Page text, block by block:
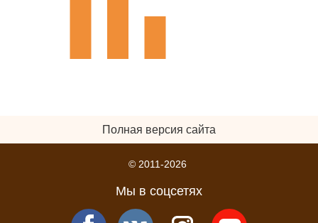
Полная версия сайта
© 2011-2026
Мы в соцсетях